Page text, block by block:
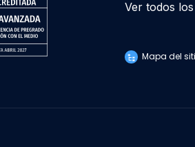
Ver todos
Mapa del